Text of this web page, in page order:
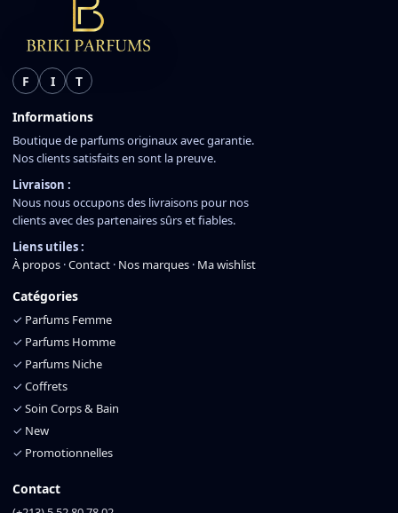
F I T
Informations
Boutique de parfums originaux avec garantie.
Nos clients satisfaits en sont la preuve.
Livraison :
Nous nous occupons des livraisons pour nos
clients avec des partenaires sûrs et fiables.
Liens utiles :
À propos ·Contact · Nos marques · Ma wishlist
Catégories
✓ Parfums Femme
✓ Parfums Homme
✓ Parfums Niche
✓ Coffrets
✓ Soin Corps & Bain
✓ New
✓ Promotionnelles
Contact